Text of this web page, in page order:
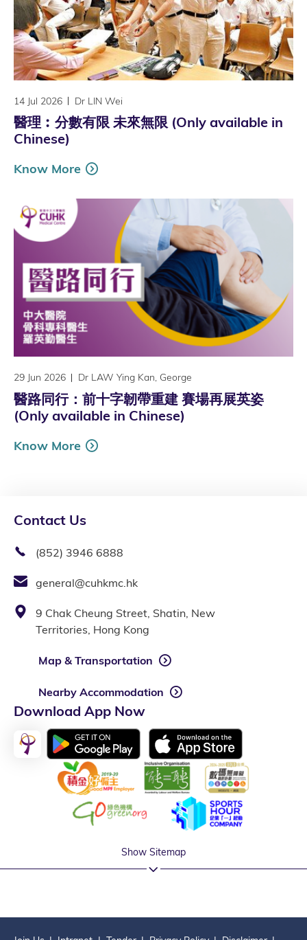
14 Jul 2026 Dr LIN Wei
醫理︰分數有限 未來無限 (Only available in
Chinese)
Know More
29 Jun 2026 Dr LAW Ying Kan, George
醫路同行：前十字韌帶重建 賽場再展英姿
(Only available in Chinese)
Know More
Contact Us
(852) 3946 6888
general@cuhkmc.hk
9 Chak Cheung Street, Shatin, New
Territories, Hong Kong
Map & Transportation
Nearby Accommodation
Download App Now
Show Sitemap